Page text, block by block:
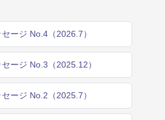
ージ No.4（2026.7）
ージ No.3（2025.12）
ージ No.2（2025.7）